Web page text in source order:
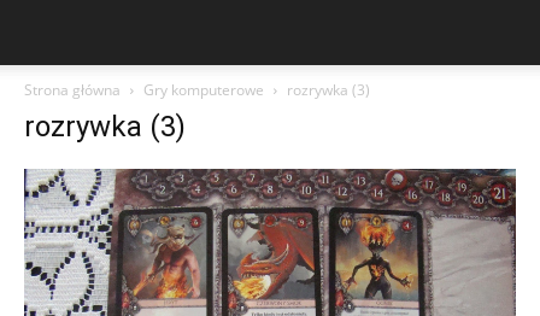
Strona główna Gry komputerowe rozrywka (3)
rozrywka (3)